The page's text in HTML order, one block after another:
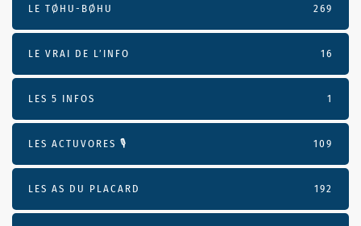
LE TØHU-BØHU 269
LE VRAI DE L’INFO 16
LES 5 INFOS 1
LES ACTUVORES 🎙 109
LES AS DU PLACARD 192